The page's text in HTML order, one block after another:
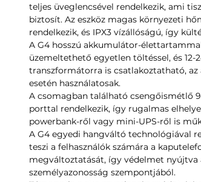
teljes üveglencsével rendelkezik, ami
biztosít. Az eszköz magas környezeti
rendelkezik, és IPX3 vízállóságú, így
A G4 hosszú akkumulátor-
üzemeltethető egyetlen töltéssel, és 12-
transzformátorra is csatlakoztatható,
esetén használatosak.
A csomagban található csengőismétlő
porttal rendelkezik, így rugalmas
powerbank-ről vagy mini-UPS-ről is
A G4 egyedi hangváltó technológiával
teszi a felhasználók számára a
megváltoztatását, így védelmet nyújtva
személyazonosság szempontjából.